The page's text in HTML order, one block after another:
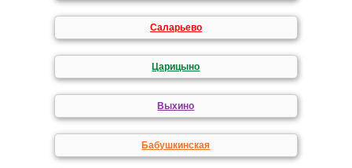
Саларьево
Царицыно
Выхино
Бабушкинская